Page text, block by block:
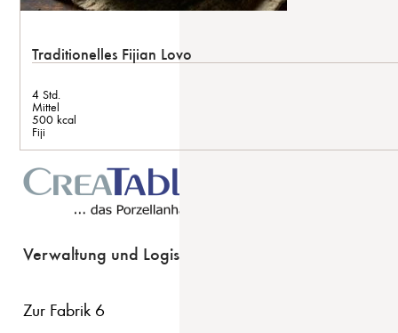
Traditionelles Fijian Lovo
4 Std.
Mittel
500 kcal
Fiji
Verwaltung und Logistik
Zur Fabrik 6